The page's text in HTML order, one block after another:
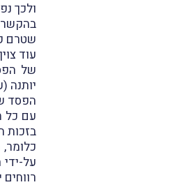
ולכך
שטרם
של
יותנה
הפסד
עם כל
בזכות
על-